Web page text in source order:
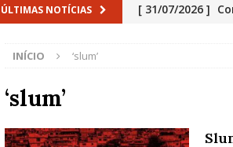
ÚLTIMAS NOTÍCIAS [ 31/07/2026 ]
Especial do
INÍCIO ‘slum’
‘slum’